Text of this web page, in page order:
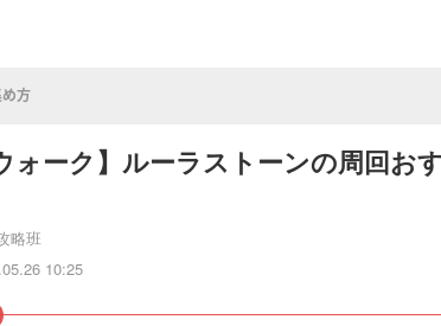
方
ォーク】ルーラストーンの周回お
略班
10:25